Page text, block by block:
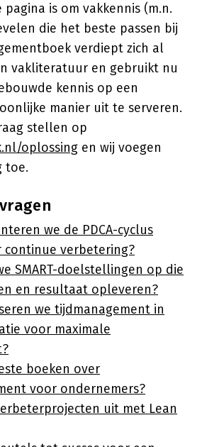
is om vakkennis (m.n.
die het beste passen bij
verdiept zich al
vakliteratuur en gebruikt nu
kennis op een
manier uit te serveren.
stellen op
oplossing en wij voegen
toe.
we de PDCA-cyclus
continue verbetering?
SMART-doelstellingen op die
en resultaat opleveren?
we tijdmanagement in
voor maximale
boeken over
voor ondernemers?
uit met Lean